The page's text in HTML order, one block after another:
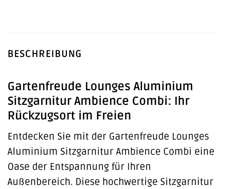
BESCHREIBUNG
Gartenfreude Lounges Aluminium
Sitzgarnitur Ambience Combi: Ihr
Rückzugsort im Freien
Entdecken Sie mit der Gartenfreude Lounges
Aluminium Sitzgarnitur Ambience Combi eine
Oase der Entspannung für Ihren
Außenbereich. Diese hochwertige Sitzgarnitur